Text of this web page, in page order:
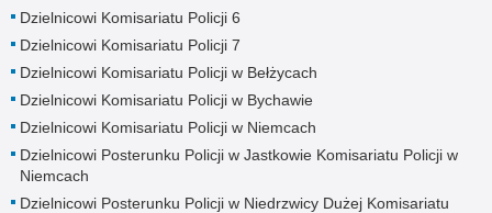
Dzielnicowi Komisariatu Policji 6
Dzielnicowi Komisariatu Policji 7
Dzielnicowi Komisariatu Policji w Bełżycach
Dzielnicowi Komisariatu Policji w Bychawie
Dzielnicowi Komisariatu Policji w Niemcach
Dzielnicowi Posterunku Policji w Jastkowie Komisariatu Policji w
Niemcach
Dzielnicowi Posterunku Policji w Niedrzwicy Dużej Komisariatu